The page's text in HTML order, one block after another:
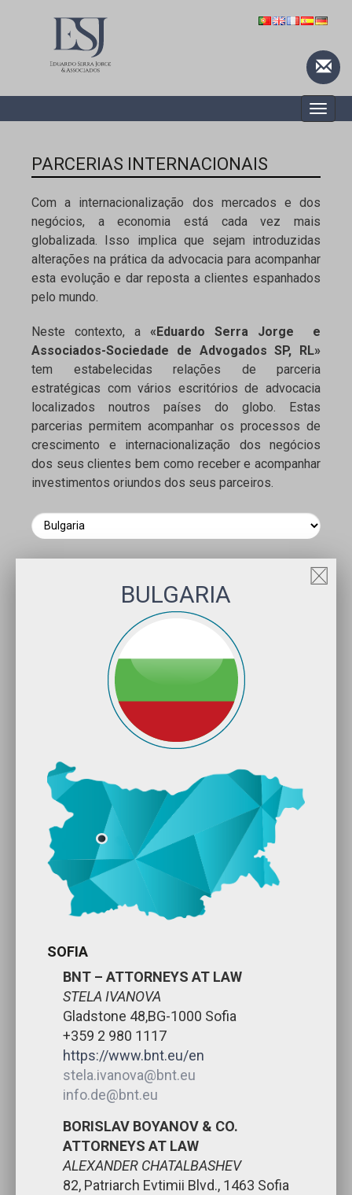
Toggle
PARCERIAS INTERNACIONAIS
Com a internacionalização dos mercados e dos
negócios, a economia está cada vez mais
globalizada. Isso implica que sejam introduzidas
alterações na prática da advocacia para acompanhar
esta evolução e dar reposta a clientes espanhados
pelo mundo.
Neste contexto, a «Eduardo Serra Jorge e
Associados-Sociedade de Advogados SP, RL»
tem estabelecidas relações de parceria
estratégicas com vários escritórios de advocacia
localizados noutros países do globo. Estas
parcerias permitem acompanhar os processos de
crescimento e internacionalização dos negócios
dos seus clientes bem como receber e acompanhar
investimentos oriundos dos seus parceiros.
BULGARIA
SOFIA
BNT – ATTORNEYS AT LAW
STELA IVANOVA
Gladstone 48,BG-1000 Sofia
+359 2 980 1117
https://www.bnt.eu/en
stela.ivanova@bnt.eu
info.de@bnt.eu
BORISLAV BOYANOV & CO.
ATTORNEYS AT LAW
ALEXANDER CHATALBASHEV
82, Patriarch Evtimii Blvd., 1463 Sofia